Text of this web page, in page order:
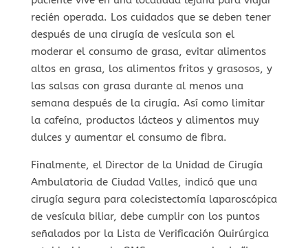
recién operada. Los cuidados que se deben tener
después de una cirugía de vesícula son el
moderar el consumo de grasa, evitar alimentos
altos en grasa, los alimentos fritos y grasosos, y
las salsas con grasa durante al menos una
semana después de la cirugía. Así como limitar
la cafeína, productos lácteos y alimentos muy
dulces y aumentar el consumo de fibra.
Finalmente, el Director de la Unidad de Cirugía
Ambulatoria de Ciudad Valles, indicó que una
cirugía segura para colecistectomía laparoscópica
de vesícula biliar, debe cumplir con los puntos
señalados por la Lista de Verificación Quirúrgica